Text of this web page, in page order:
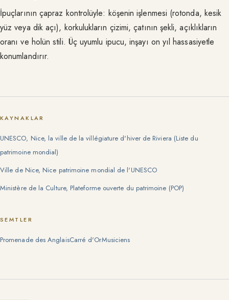
İpuçlarının çapraz kontrolüyle: köşenin işlenmesi (rotonda, kesik
yüz veya dik açı), korkulukların çizimi, çatının şekli, açıklıkların
oranı ve holün stili. Üç uyumlu ipucu, inşayı on yıl hassasiyetle
konumlandırır.
KAYNAKLAR
UNESCO, Nice, la ville de la villégiature d'hiver de Riviera (Liste du
patrimoine mondial)
Ville de Nice, Nice patrimoine mondial de l'UNESCO
Ministère de la Culture, Plateforme ouverte du patrimoine (POP)
SEMTLER
Promenade des AnglaisCarré d'OrMusiciens